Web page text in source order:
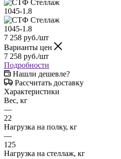
7 258 руб./шт
Варианты цен
7 258 руб./шт
Подробности
Нашли дешевле?
Рассчитать доставку
Характеристики
Вес, кг
—
22
Нагрузка на полку, кг
—
125
Нагрузка на стеллаж, кг